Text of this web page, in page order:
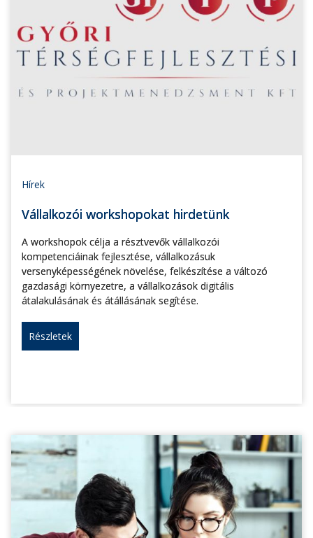
Hírek
Vállalkozói workshopokat hirdetünk
A workshopok célja a résztvevők vállalkozói
kompetenciáinak fejlesztése, vállalkozásuk
versenyképességének növelése, felkészítése a változó
gazdasági környezetre, a vállalkozások digitális
átalakulásának és átállásának segítése.
Részletek